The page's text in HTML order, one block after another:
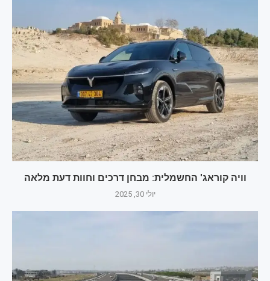
וויה קוראג' החשמלית: מבחן דרכים וחוות דעת מלאה
יולי 30, 2025